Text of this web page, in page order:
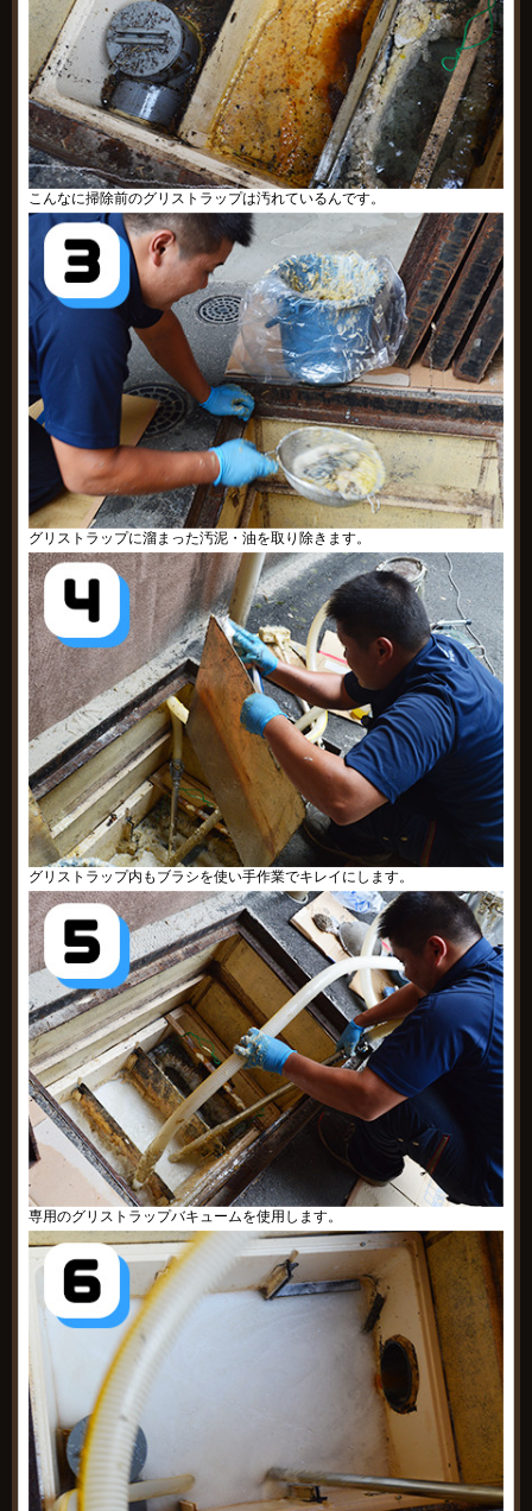
こんなに掃除前のグリストラップは汚れているんです。
グリストラップに溜まった汚泥・油を取り除きます。
グリストラップ内もブラシを使い手作業でキレイにします。
専用のグリストラップバキュームを使用します。